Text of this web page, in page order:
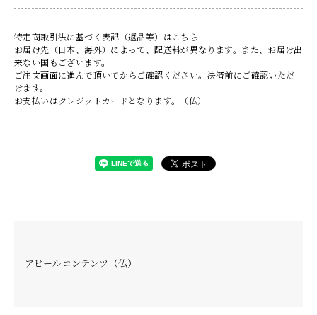
特定商取引法に基づく表記（返品等）はこちら
お届け先（日本、海外）によって、配送料が異なります。また、お届け出
来ない国もございます。
ご注文画面に進んで頂いてからご確認ください。決済前にご確認いただ
けます。
お支払いはクレジットカードとなります。（仏）
アピールコンテンツ（仏）